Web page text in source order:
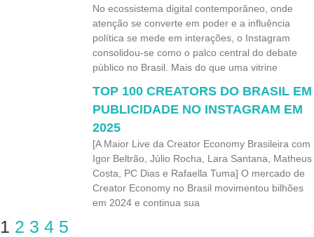
No ecossistema digital contemporâneo, onde
atenção se converte em poder e a influência
política se mede em interações, o Instagram
consolidou-se como o palco central do debate
público no Brasil. Mais do que uma vitrine
TOP 100 CREATORS DO BRASIL EM
PUBLICIDADE NO INSTAGRAM EM
2025
[A Maior Live da Creator Economy Brasileira com
Igor Beltrão, Júlio Rocha, Lara Santana, Matheus
Costa, PC Dias e Rafaella Tuma] O mercado de
Creator Economy no Brasil movimentou bilhões
em 2024 e continua sua
1 2 3 4 5